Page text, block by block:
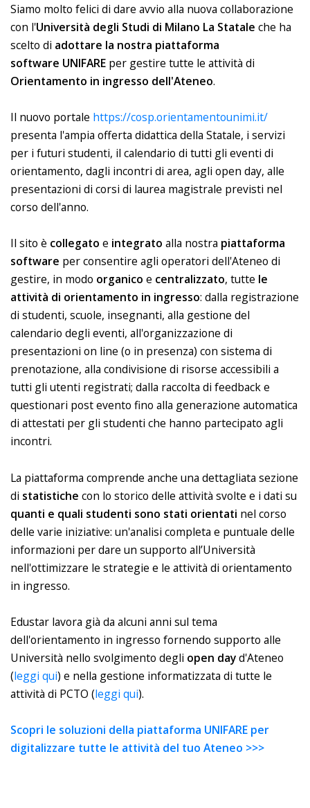
Siamo molto felici di dare avvio alla nuova collaborazione
con l'Università degli Studi di Milano La Statale che ha
scelto di adottare la nostra piattaforma
software UNIFARE per gestire tutte le attività di
Orientamento in ingresso dell'Ateneo.
Il nuovo portale https://cosp.orientamentounimi.it/
presenta l'ampia offerta didattica della Statale, i servizi
per i futuri studenti, il calendario di tutti gli eventi di
orientamento, dagli incontri di area, agli open day, alle
presentazioni di corsi di laurea magistrale previsti nel
corso dell'anno.
Il sito è collegato e integrato alla nostra piattaforma
software per consentire agli operatori dell'Ateneo di
gestire, in modo organico e centralizzato, tutte le
attività di orientamento in ingresso: dalla registrazione
di studenti, scuole, insegnanti, alla gestione del
calendario degli eventi, all'organizzazione di
presentazioni on line (o in presenza) con sistema di
prenotazione, alla condivisione di risorse accessibili a
tutti gli utenti registrati; dalla raccolta di feedback e
questionari post evento fino alla generazione automatica
di attestati per gli studenti che hanno partecipato agli
incontri.
La piattaforma comprende anche una dettagliata sezione
di statistiche con lo storico delle attività svolte e i dati su
quanti e quali studenti sono stati orientati nel corso
delle varie iniziative: un'analisi completa e puntuale delle
informazioni per dare un supporto all’Università
nell'ottimizzare le strategie e le attività di orientamento
in ingresso.
Edustar lavora già da alcuni anni sul tema
dell'orientamento in ingresso fornendo supporto alle
Università nello svolgimento degli open dayd'Ateneo
(leggi qui) e nella gestione informatizzata di tutte le
attività di PCTO (leggi qui).
Scopri le soluzioni della piattaforma UNIFARE per
digitalizzare tutte le attività del tuo Ateneo >>>